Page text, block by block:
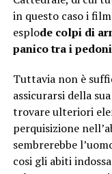
in questo caso i
esplode colpi di
panico tra i
Tuttavia non è
assicurarsi della
trovare ulteriori
perquisizione
sembrerebbe
cosi gli abiti